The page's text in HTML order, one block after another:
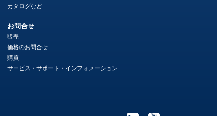
カタログなど
お問合せ
販売
価格のお問合せ
購買
サービス・サポート・インフォメーション